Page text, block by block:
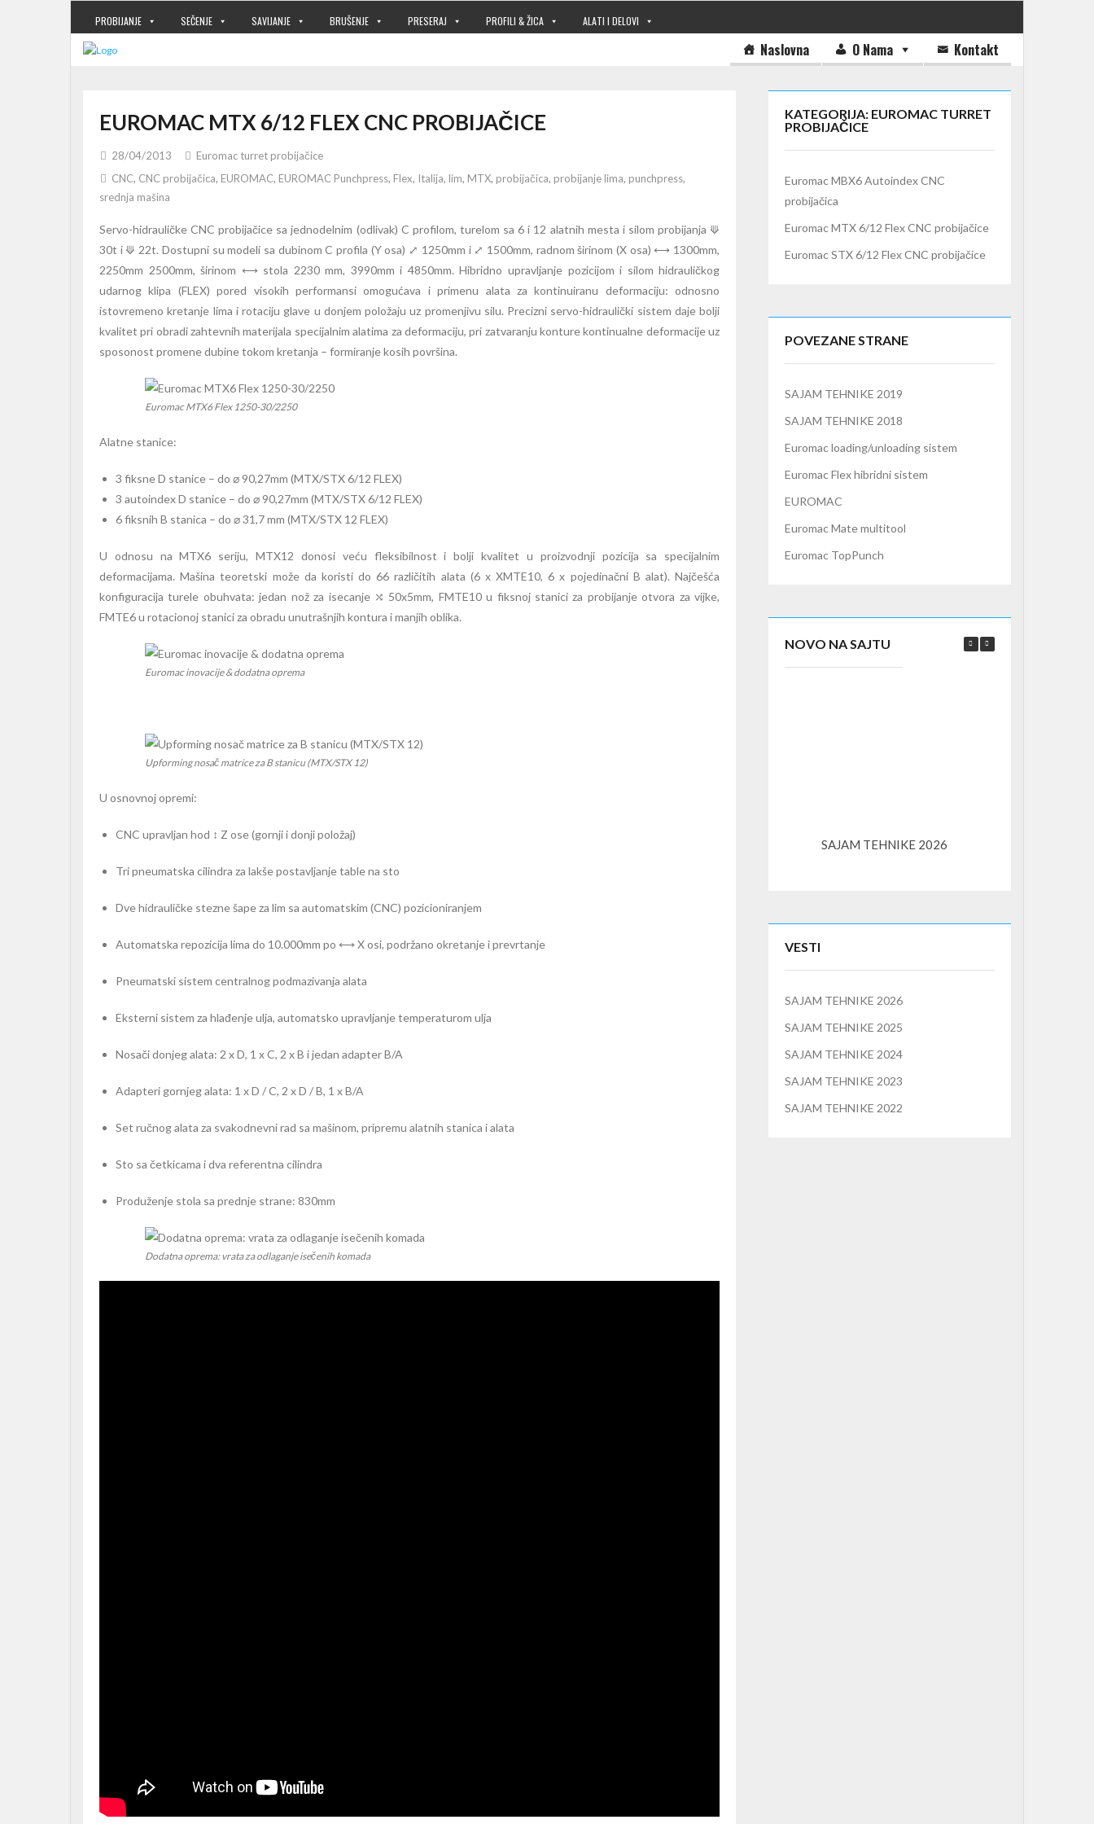
PROBIJANJE SEČENJE SAVIJANJE BRUŠENJE PRESERAJ PROFILI & ŽICA ALATI I DELOVI
Naslovna O Nama Kontakt
EUROMAC MTX 6/12 FLEX CNC PROBIJAČICE
28/04/2013
Euromac turret probijačice
CNC, CNC probijačica, EUROMAC, EUROMAC Punchpress, Flex, Italija, lim, MTX, probijačica, probijanje lima, punchpress,
srednja mašina
Servo-hidrauličke CNC probijačice sa jednodelnim (odlivak) C profilom, turelom sa 6 i 12 alatnih mesta i silom probijanja ⟱
30t i ⟱ 22t. Dostupni su modeli sa dubinom C profila (Y osa) ⤢ 1250mm i ⤢ 1500mm, radnom širinom (X osa) ⟷ 1300mm,
2250mm 2500mm, širinom ⟷ stola 2230 mm, 3990mm i 4850mm. Hibridno upravljanje pozicijom i silom hidrauličkog
udarnog klipa (FLEX) pored visokih performansi omogućava i primenu alata za kontinuiranu deformaciju: odnosno
istovremeno kretanje lima i rotaciju glave u donjem položaju uz promenjivu silu. Precizni servo-hidraulički sistem daje bolji
kvalitet pri obradi zahtevnih materijala specijalnim alatima za deformaciju, pri zatvaranju konture kontinualne deformacije uz
sposonost promene dubine tokom kretanja – formiranje kosih površina.
Euromac MTX6 Flex 1250-30/2250
Alatne stanice:
3 fiksne D stanice – do ⌀ 90,27mm (MTX/STX 6/12 FLEX)
3 autoindex D stanice – do ⌀ 90,27mm (MTX/STX 6/12 FLEX)
6 fiksnih B stanica – do ⌀ 31,7 mm (MTX/STX 12 FLEX)
U odnosu na MTX6 seriju, MTX12 donosi veću fleksibilnost i bolji kvalitet u proizvodnji pozicija sa specijalnim
deformacijama. Mašina teoretski može da koristi do 66 različitih alata (6 x XMTE10, 6 x pojedinačni B alat). Najčešća
konfiguracija turele obuhvata: jedan nož za isecanje ⤭ 50x5mm, FMTE10 u fiksnoj stanici za probijanje otvora za vijke,
FMTE6 u rotacionoj stanici za obradu unutrašnjih kontura i manjih oblika.
Euromac inovacije & dodatna oprema
Upforming nosač matrice za B stanicu (MTX/STX 12)
U osnovnoj opremi:
CNC upravljan hod ↕ Z ose (gornji i donji položaj)
Tri pneumatska cilindra za lakše postavljanje table na sto
Dve hidrauličke stezne šape za lim sa automatskim (CNC) pozicioniranjem
Automatska repozicija lima do 10.000mm po ⟷ X osi, podržano okretanje i prevrtanje
Pneumatski sistem centralnog podmazivanja alata
Eksterni sistem za hlađenje ulja, automatsko upravljanje temperaturom ulja
Nosači donjeg alata: 2 x D, 1 x C, 2 x B i jedan adapter B/A
Adapteri gornjeg alata: 1 x D / C, 2 x D / B, 1 x B/A
Set ručnog alata za svakodnevni rad sa mašinom, pripremu alatnih stanica i alata
Sto sa četkicama i dva referentna cilindra
Produženje stola sa prednje strane: 830mm
Dodatna oprema: vrata za odlaganje isečenih komada
KATEGORIJA: EUROMAC TURRET
PROBIJAČICE
Euromac MBX6 Autoindex CNC
probijačica
Euromac MTX 6/12 Flex CNC probijačice
Euromac STX 6/12 Flex CNC probijačice
POVEZANE STRANE
SAJAM TEHNIKE 2019
SAJAM TEHNIKE 2018
Euromac loading/unloading sistem
Euromac Flex hibridni sistem
EUROMAC
Euromac Mate multitool
Euromac TopPunch
NOVO NA SAJTU
SAJAM TEHNIKE 2026
VESTI
SAJAM TEHNIKE 2026
SAJAM TEHNIKE 2025
SAJAM TEHNIKE 2024
SAJAM TEHNIKE 2023
SAJAM TEHNIKE 2022